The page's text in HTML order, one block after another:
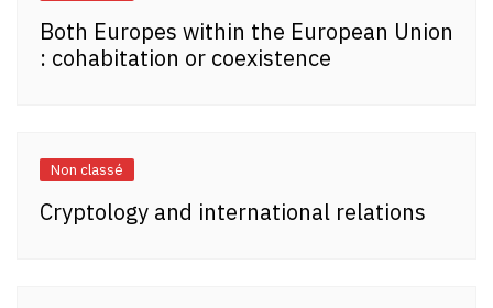
Both Europes within the European Union
: cohabitation or coexistence
Non classé
Cryptology and international relations